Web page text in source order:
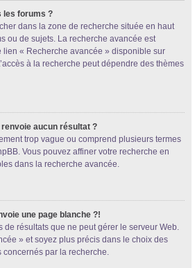
les forums ?
dans la zone de recherche située en haut
ou de sujets. La recherche avancée est
« Recherche avancée » disponible sur
à la recherche peut dépendre des thèmes
aucun résultat ?
trop vague ou comprend plusieurs termes
Vous pouvez affiner votre recherche en
dans la recherche avancée.
une page blanche ?!
de résultats que ne peut gérer le serveur Web.
» et soyez plus précis dans le choix des
concernés par la recherche.